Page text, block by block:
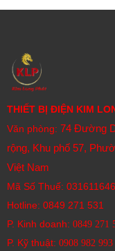
THIẾT BỊ ĐIỆN KIM
Văn phòng: 74 Đường
rộng, Khu phố 57,
Việt Nam
Mã Số Thuế:
Hotline: 0849 271 531
P. Kinh doanh: 0849 271
P. Kỹ thuật: 0908 982 993​